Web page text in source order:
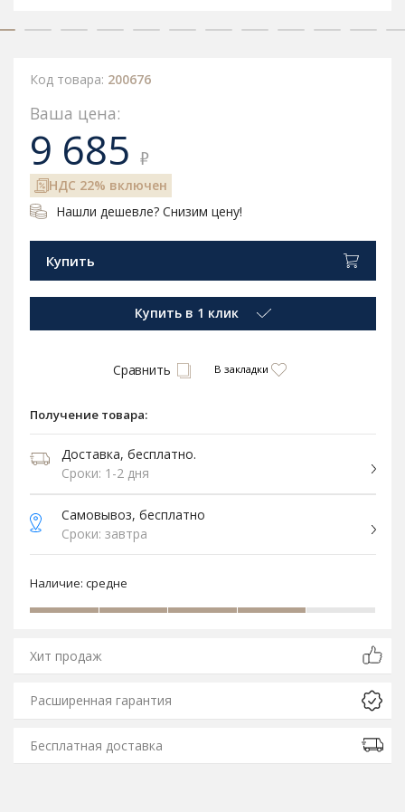
Код товара: 200676
Ваша цена:
9 685 ₽
НДС 22% включен
Нашли дешевле? Снизим цену!
Купить
Купить в 1 клик
Сравнить В закладки
Получение товара:
Доставка, бесплатно.
Сроки: 1-2 дня
Самовывоз, бесплатно
Сроки: завтра
Наличие: средне
Хит продаж
Расширенная гарантия
Бесплатная доставка